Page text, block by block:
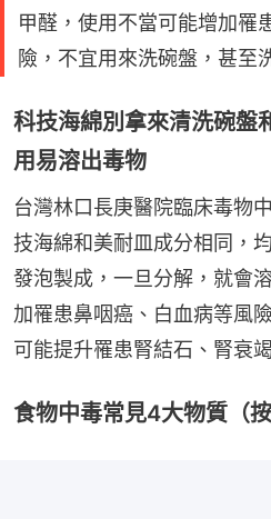
甲醛，使用不當可能增加罹
險，不宜用來洗碗盤，甚至
科技海綿別拿來清洗碗盤
用易溶出毒物
台灣林口長庚醫院臨床毒物
技海綿和美耐皿成分相同，
發泡製成，一旦分解，就會
加罹患鼻咽癌、白血病等風
可能提升罹患腎結石、腎衰
食物中毒常見4大物質（按